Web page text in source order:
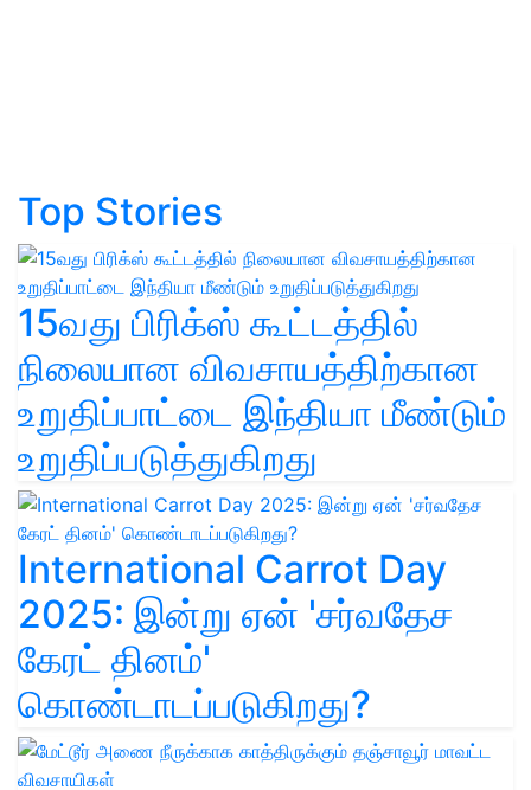
Top Stories
15வது பிரிக்ஸ் கூட்டத்தில்
நிலையான விவசாயத்திற்கான
உறுதிப்பாட்டை இந்தியா மீண்டும்
உறுதிப்படுத்துகிறது
International Carrot Day
2025: இன்று ஏன் 'சர்வதேச
கேரட் தினம்'
கொண்டாடப்படுகிறது?